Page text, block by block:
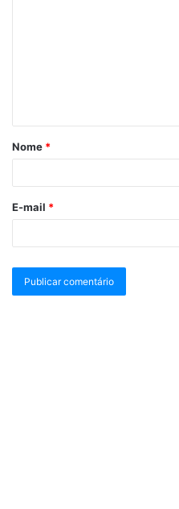
Nome *
E-mail *